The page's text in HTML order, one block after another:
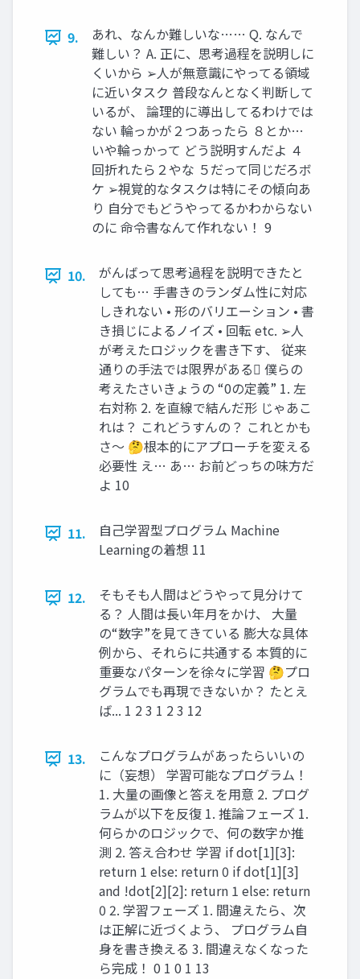
9.
あれ、なんか難しいな…… Q. なんで
難しい？ A. 正に、思考過程を説明しに
くいから ➢人が無意識にやってる領域
に近いタスク 普段なんとなく判断して
いるが、 論理的に導出してるわけでは
ない 輪っかが２つあったら ８とか…
いや輪っかって どう説明すんだよ ４
回折れたら２やな ５だって同じだろボ
ケ ➢視覚的なタスクは特にその傾向あ
り 自分でもどうやってるかわからない
のに 命令書なんて作れない！ 9
10.
がんばって思考過程を説明できたと
しても… 手書きのランダム性に対応
しきれない • 形のバリエーション • 書
き損じによるノイズ • 回転 etc. ➢人
が考えたロジックを書き下す、 従来
通りの手法では限界がある 僕らの
考えたさいきょうの “0の定義” 1. 左
右対称 2. を直線で結んだ形 じゃあこ
れは？ これどうすんの？ これとかも
さ～ 🤔根本的にアプローチを変える
必要性 え… あ… お前どっちの味方だ
よ 10
11.
自己学習型プログラム Machine
Learningの着想 11
12.
そもそも人間はどうやって見分けて
る？ 人間は長い年月をかけ、 大量
の“数字”を見てきている 膨大な具体
例から、それらに共通する 本質的に
重要なパターンを徐々に学習 🤔プロ
グラムでも再現できないか？ たとえ
ば... 1 2 3 1 2 3 12
13.
こんなプログラムがあったらいいの
に（妄想） 学習可能なプログラム！
1. 大量の画像と答えを用意 2. プログ
ラムが以下を反復 1. 推論フェーズ 1.
何らかのロジックで、何の数字か推
測 2. 答え合わせ 学習 if dot[1][3]:
return 1 else: return 0 if dot[1][3]
and !dot[2][2]: return 1 else: return
0 2. 学習フェーズ 1. 間違えたら、次
は正解に近づくよう、 プログラム自
身を書き換える 3. 間違えなくなった
ら完成！ 0 1 0 1 13